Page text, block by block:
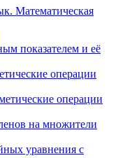
Математическая
показателем и её
операции
операции
на множители
уравнения с